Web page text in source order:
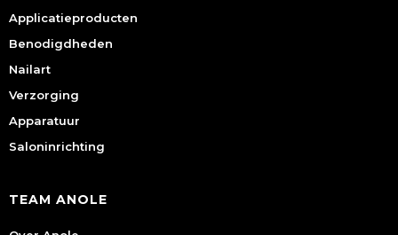
Applicatieproducten
Benodigdheden
Nailart
Verzorging
Apparatuur
Saloninrichting
TEAM ANOLE